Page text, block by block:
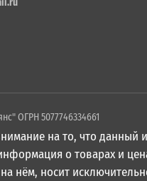
ОГРН 5077746334661
на то, что данный
о товарах и
нём, носит